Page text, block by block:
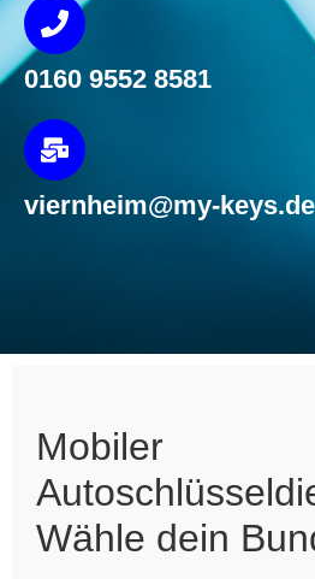
0160 9552 8581
viernheim@my-keys.de
Mobiler
Wähle dein